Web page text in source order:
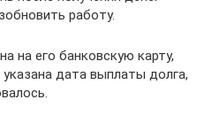
работу.
на его банковскую карту,
дата выплаты долга,